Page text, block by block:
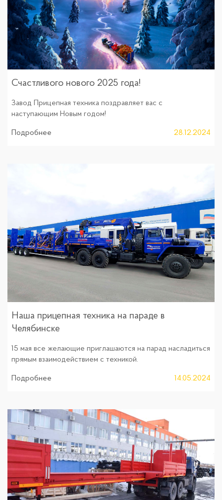
Счастливого нового 2025 года!
Завод Прицепная техника поздравляет вас с
наступающим Новым годом!
Подробнее 28.12.2024
Наша прицепная техника на параде в
Челябинске
15 мая все желающие приглашаются на парад насладиться
прямым взаимодействием с техникой.
Подробнее 14.05.2024